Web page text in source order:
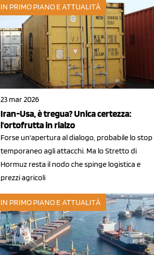
IN PRIMO PIANO E ATTUALITÀ
23 mar 2026
Iran-Usa, è tregua? Unica certezza:
l'ortofrutta in rialzo
Forse un'apertura al dialogo, probabile lo stop
temporaneo agli attacchi. Ma lo Stretto di
Hormuz resta il nodo che spinge logistica e
prezzi agricoli
IN PRIMO PIANO E ATTUALITÀ